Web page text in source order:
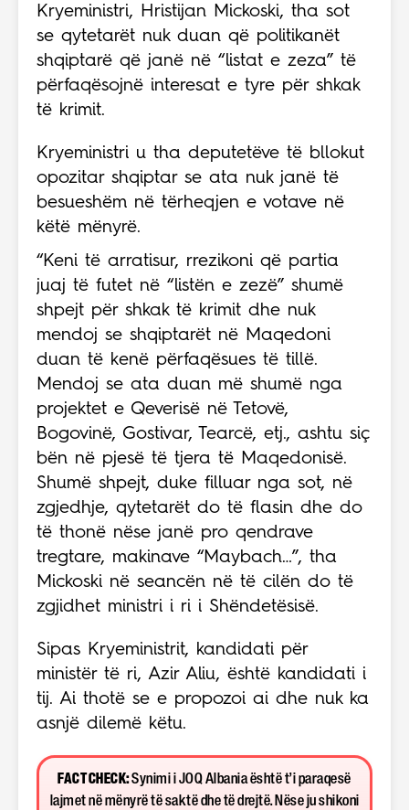
Kryeministri, Hristijan Mickoski, tha sot
se qytetarët nuk duan që politikanët
shqiptarë që janë në “listat e zeza” të
përfaqësojnë interesat e tyre për shkak
të krimit.
Kryeministri u tha deputetëve të bllokut
opozitar shqiptar se ata nuk janë të
besueshëm në tërheqjen e votave në
këtë mënyrë.
“Keni të arratisur, rrezikoni që partia
juaj të futet në “listën e zezë” shumë
shpejt për shkak të krimit dhe nuk
mendoj se shqiptarët në Maqedoni
duan të kenë përfaqësues të tillë.
Mendoj se ata duan më shumë nga
projektet e Qeverisë në Tetovë,
Bogovinë, Gostivar, Tearcë, etj., ashtu siç
bën në pjesë të tjera të Maqedonisë.
Shumë shpejt, duke filluar nga sot, në
zgjedhje, qytetarët do të flasin dhe do
të thonë nëse janë pro qendrave
tregtare, makinave “Maybach…”, tha
Mickoski në seancën në të cilën do të
zgjidhet ministri i ri i Shëndetësisë.
Sipas Kryeministrit, kandidati për
ministër të ri, Azir Aliu, është kandidati i
tij. Ai thotë se e propozoi ai dhe nuk ka
asnjë dilemë këtu.
FACT CHECK:Synimi i JOQ Albania është t’i paraqesë
lajmet në mënyrë të saktë dhe të drejtë. Nëse ju shikoni